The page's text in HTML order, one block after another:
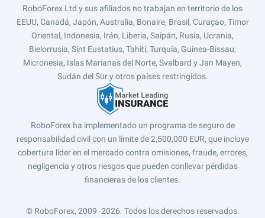
RoboForex Ltd y sus afiliados no trabajan en territorio de los
EEUU, Canadá, Japón, Australia, Bonaire, Brasil, Curaçao, Timor
Oriental, Indonesia, Irán, Liberia, Saipán, Rusia, Ucrania,
Bielorrusia, Sint Eustatius, Tahití, Turquía, Guinea-Bissau,
Micronesia, Islas Marianas del Norte, Svalbard y Jan Mayen,
Sudán del Sur y otros países restringidos.
RoboForex ha implementado un programa de seguro de
responsabilidad civil con un límite de 2,500,000 EUR, que incluye
cobertura líder en el mercado contra omisiones, fraude, errores,
negligencia y otros riesgos que pueden conllevar pérdidas
financieras de los clientes.
© RoboForex, 2009 -2026. Todos los derechos reservados.